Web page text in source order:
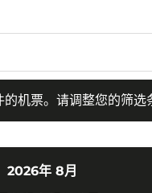
机票。请调整您的筛选
2026年 8月